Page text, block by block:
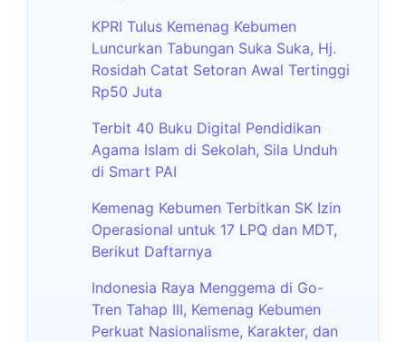
KPRI Tulus Kemenag Kebumen
Luncurkan Tabungan Suka Suka, Hj.
Rosidah Catat Setoran Awal Tertinggi
Rp50 Juta
Terbit 40 Buku Digital Pendidikan
Agama Islam di Sekolah, Sila Unduh
di Smart PAI
Kemenag Kebumen Terbitkan SK Izin
Operasional untuk 17 LPQ dan MDT,
Berikut Daftarnya
Indonesia Raya Menggema di Go-
Tren Tahap III, Kemenag Kebumen
Perkuat Nasionalisme, Karakter, dan